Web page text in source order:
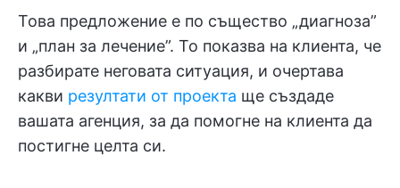
Това предложение е по същество „диагноза”
и „план за лечение”. То показва на клиента, че
разбирате неговата ситуация, и очертава
какви резултати от проекта ще създаде
вашата агенция, за да помогне на клиента да
постигне целта си.